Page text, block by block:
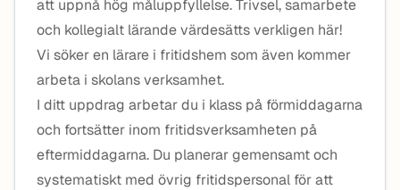
att uppnå hög måluppfyllelse. Trivsel, samarbete
och kollegialt lärande värdesätts verkligen här!
Vi söker en lärare i fritidshem som även kommer
arbeta i skolans verksamhet.
I ditt uppdrag arbetar du i klass på förmiddagarna
och fortsätter inom fritidsverksamheten på
eftermiddagarna. Du planerar gemensamt och
systematiskt med övrig fritidspersonal för att